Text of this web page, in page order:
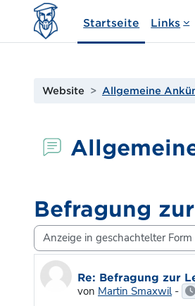
Zum Hauptinhalt
Startseite Links
Website Allgemeine
Befragung
Anzeigemodus
Re: Befragung zur
von Martin Smaxwil-